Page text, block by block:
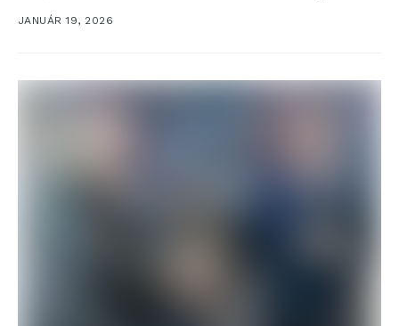
elismert fenntarthatósági értékelésén. Az elismerés
jelentős előrelépést...
JANUÁR 19, 2026